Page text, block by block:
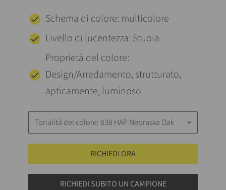
Schema di colore: multicolore
Livello di lucentezza: Stuoia
Proprietà del colore:
Design/Arredamento, strutturato,
apticamente, luminoso
Tonalità del colore: 838 HAP Nebraska Oak keyboard_arrow_down
RICHIEDI ORA
RICHIEDI SUBITO UN CAMPIONE